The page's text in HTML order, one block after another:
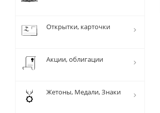
Открытки, карточки
Акции, облигации
Жетоны, Медали, Знаки